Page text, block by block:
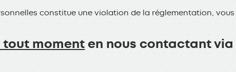
constitue une violation de la réglementation,
tout momenten nous contactant